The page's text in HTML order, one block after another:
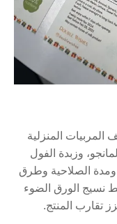
المنزلية
وزبدة الفول
ومدة الصلاحية وطرق
نسيج الورق الضوء
تقارب المنتج.